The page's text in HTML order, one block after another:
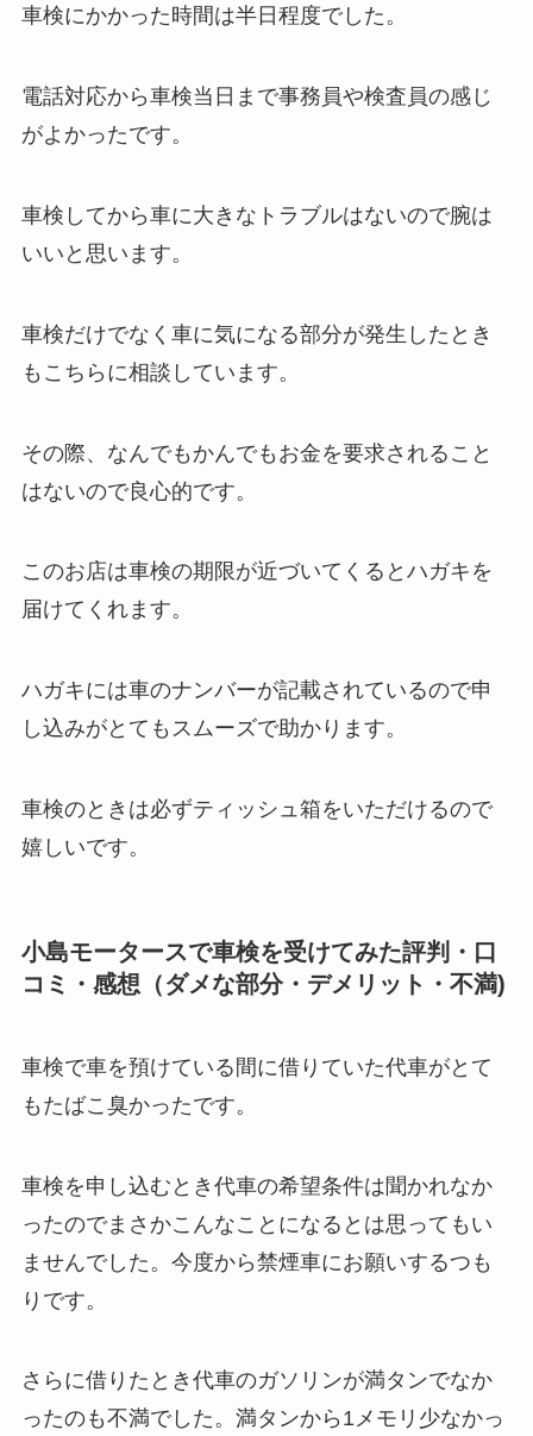
車検にかかった時間は半日程度でした。
電話対応から車検当日まで事務員や検査員の感じ
がよかったです。
車検してから車に大きなトラブルはないので腕は
いいと思います。
車検だけでなく車に気になる部分が発生したとき
もこちらに相談しています。
その際、なんでもかんでもお金を要求されること
はないので良心的です。
このお店は車検の期限が近づいてくるとハガキを
届けてくれます。
ハガキには車のナンバーが記載されているので申
し込みがとてもスムーズで助かります。
車検のときは必ずティッシュ箱をいただけるので
嬉しいです。
小島モータースで車検を受けてみた評判・口
コミ・感想（ダメな部分・デメリット・不満)
車検で車を預けている間に借りていた代車がとて
もたばこ臭かったです。
車検を申し込むとき代車の希望条件は聞かれなか
ったのでまさかこんなことになるとは思ってもい
ませんでした。今度から禁煙車にお願いするつも
りです。
さらに借りたとき代車のガソリンが満タンでなか
ったのも不満でした。満タンから1メモリ少なかっ